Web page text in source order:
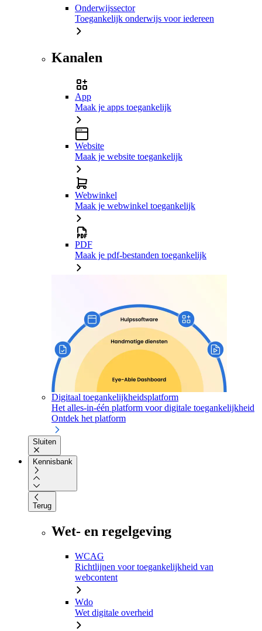
Onderwijssector
Toegankelijk onderwijs voor iedereen
Kanalen
App
Maak je apps toegankelijk
Website
Maak je website toegankelijk
Webwinkel
Maak je webwinkel toegankelijk
PDF
Maak je pdf-bestanden toegankelijk
Digitaal toegankelijkheidsplatform
Het alles-in-één platform voor digitale toegankelijkheid
Ontdek het platform
Sluiten
Kennisbank
Terug
Wet- en regelgeving
WCAG
Richtlijnen voor toegankelijkheid van
webcontent
Wdo
Wet digitale overheid